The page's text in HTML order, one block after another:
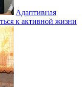
Адаптивная
к активной жизни